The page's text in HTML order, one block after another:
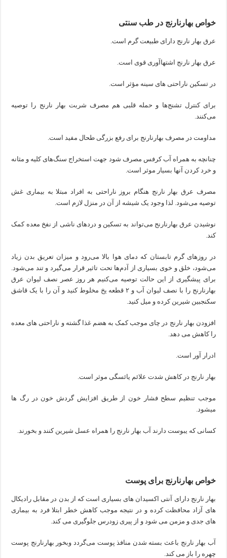
خواص بهارنارنج در طب سنتی
عرق بهار نارنج دارای طبیعت گرم است.
عرق بهار نارنج اشتهاآوری قوی است.
در تسکین ناراحتی‌ های سینه مؤثر است.
برای کنترل تشنج‌ها و حمله قلبی هم مصرف شربت بهار نارنج را توصیه
می‌کنند.
مداومت در مصرف بهارنارنج برای رفع بزرگی طحال مفید است.
چنانچه به همراه آب کرفس مصرف شود جهت استخراج سنگ‌های کلیه و مثانه
و خرد کردن آنها بسیار موثر است.
مصرف عرق بهار نارنج هنگام بروز ناراحتی به افراد مبتلا به بیماری غش
توصیه می‌شود. لذا وجود یک شیشه از آن در منزل لازم است.
نوشیدن عرق بهارنارنج می‌تواند به تسکین و دردهای ناشی از نفخ معده کمک
کند.
در روزهای گرم تابستان که دمای هوا بالا می‌رود و میزان تعریق بدن زیاد
می‌شود، خلق و خوی بسیاری از آدم‌ها تحت تاثیر قرار می‌گیرد و تند می‌شود.
برای پیشگیری از این حالت توصیه می‌کنیم هر روز عصر نصف لیوان عرق
بهارنارنج را با نصف لیوان آب و ۲ قطعه یخ مخلوط کنید و آن را با یک قاشق
سکنجبین شیرین کرده و میل کنید.
افزودن بهار نارنج در چای موجب کمک به هضم غذا گشته و ناراحتی های معده
را کاهش می دهد.
ادرار آور است.
بهار نارنج در کاهش شدت علائم یائسگی موثر است.
موجب تنظیم سطح فشار خون از طریق افزایش گردش خون در رگ ها
میشود.
کسانی که یبوست دارند آب بهار نارنج را همراه عسل شیرین کنند و بخورند.
خواص بهارنارنج برای پوست
بهار نارنج دارای آنتی اکسیدان های بسیاری است که از بدن در مقابل رادیکال
های آزاد محافظت کرده و در نتیجه موجب کاهش خطر ابتلا فرد به بیماری
های جدی و مزمن می شود و از پیری زودرس جلوگیری می کند.
آب بهار نارنج باعث بسته شدن منافذ پوست می‌گردد وبخور بهارنارنج پوست
چهره را باز می کند.